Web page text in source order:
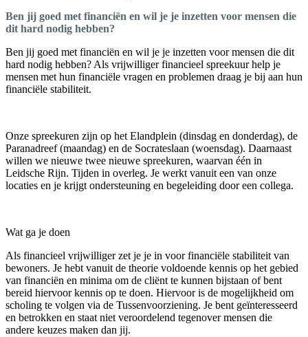
Ben jij goed met financiën en wil je je inzetten voor mensen die
dit hard nodig hebben?
Ben jij goed met financiën en wil je je inzetten voor mensen die dit
hard nodig hebben? Als vrijwilliger financieel spreekuur help je
mensen met hun financiële vragen en problemen draag je bij aan hun
financiële stabiliteit.
Onze spreekuren zijn op het Elandplein (dinsdag en donderdag), de
Paranadreef (maandag) en de Socrateslaan (woensdag). Daarnaast
willen we nieuwe twee nieuwe spreekuren, waarvan één in
Leidsche Rijn. Tijden in overleg. Je werkt vanuit een van onze
locaties en je krijgt ondersteuning en begeleiding door een collega.
Wat ga je doen
Als financieel vrijwilliger zet je je in voor financiële stabiliteit van
bewoners. Je hebt vanuit de theorie voldoende kennis op het gebied
van financiën en minima om de cliënt te kunnen bijstaan of bent
bereid hiervoor kennis op te doen. Hiervoor is de mogelijkheid om
scholing te volgen via de Tussenvoorziening. Je bent geïnteresseerd
en betrokken en staat niet veroordelend tegenover mensen die
andere keuzes maken dan jij.